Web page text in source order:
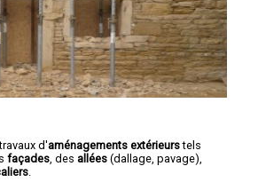
d'aménagements extérieurstels
façades , des allées (dallage, pavage),